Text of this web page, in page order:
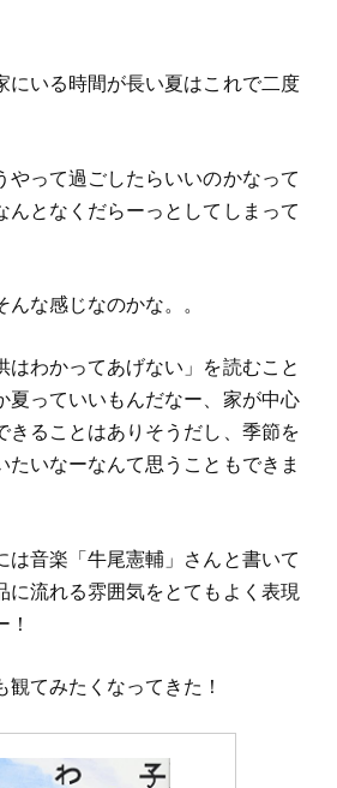
にいる時間が長い夏はこれで二度
やって過ごしたらいいのかなって
んとなくだらーっとしてしまって
な感じなのかな。。
はわかってあげない」を読むこと
夏っていいもんだなー、家が中心
きることはありそうだし、季節を
たいなーなんて思うこともできま
は音楽「牛尾憲輔」さんと書いて
に流れる雰囲気をとてもよく表現
！
てみたくなってきた！